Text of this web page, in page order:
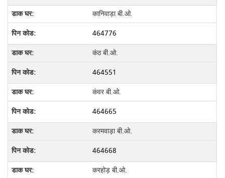
कानिवाड़ा बी.ओ.
464776
कंठ बी.ओ.
464551
कंवर बी.ओ.
464665
करमवाड़ा बी.ओ.
464668
करहोड़ बी.ओ.